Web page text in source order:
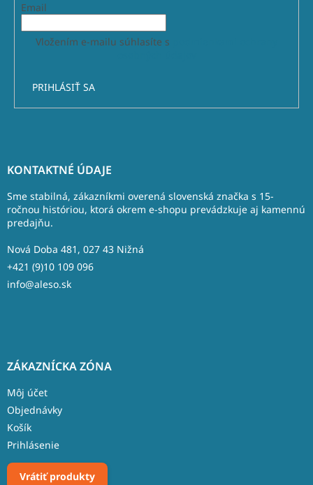
Email
Vložením e-mailu súhlasíte s
PRIHLÁSIŤ SA
KONTAKTNÉ ÚDAJE
Sme stabilná, zákazníkmi overená slovenská značka s 15-
ročnou históriou, ktorá okrem e-shopu prevádzkuje aj kamennú
predajňu.
Nová Doba 481, 027 43 Nižná
+421 (9)10 109 096
info@aleso.sk
ZÁKAZNÍCKA ZÓNA
Môj účet
Objednávky
Košík
Prihlásenie
Vrátiť produkty